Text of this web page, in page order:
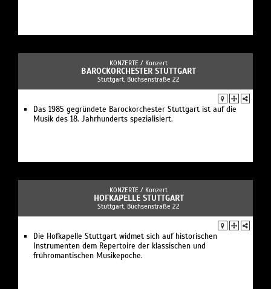
KONZERTE / Konzert
BAROCKORCHESTER STUTTGART
Stuttgart, Büchsenstraße 22
Das 1985 gegründete Barockorchester Stuttgart ist auf die
Musik des 18. Jahrhunderts spezialisiert.
KONZERTE / Konzert
HOFKAPELLE STUTTGART
Stuttgart, Büchsenstraße 22
Die Hofkapelle Stuttgart widmet sich auf historischen
Instrumenten dem Repertoire der klassischen und
frühromantischen Musikepoche.